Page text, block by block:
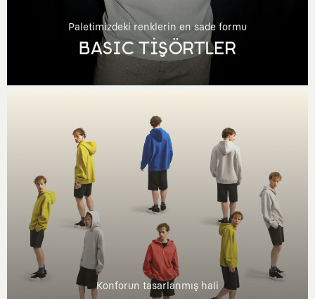
Paletimizdeki renklerin en sade formu
BASIC TİŞÖRTLER
Konforun tasarlanmış hali